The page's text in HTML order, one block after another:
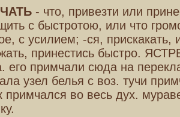
- что, привезти или
с быстротою, или что
с усилием; -ся, прискакать,
принестись быстро.
его примчали сюда на
узел белья с воз. тучи
примчался во весь дух.